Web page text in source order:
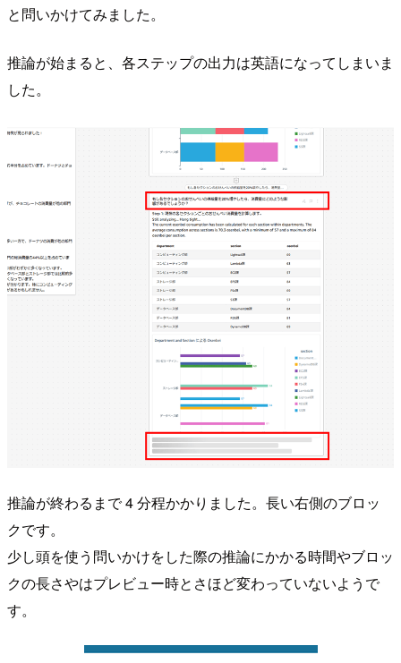
と問いかけてみました。
推論が始まると、各ステップの出力は英語になってしまいま
した。
推論が終わるまで 4 分程かかりました。長い右側のブロッ
クです。
少し頭を使う問いかけをした際の推論にかかる時間やブロッ
クの長さやはプレビュー時とさほど変わっていないようで
す。